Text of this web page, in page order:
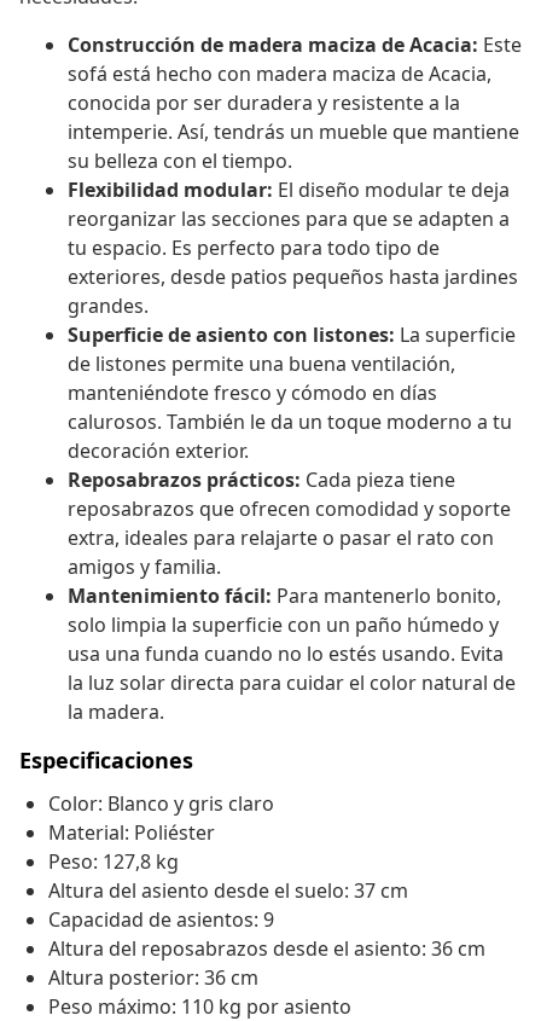
Construcción de madera maciza de Acacia: Este
sofá está hecho con madera maciza de Acacia,
conocida por ser duradera y resistente a la
intemperie. Así, tendrás un mueble que mantiene
su belleza con el tiempo.
Flexibilidad modular: El diseño modular te deja
reorganizar las secciones para que se adapten a
tu espacio. Es perfecto para todo tipo de
exteriores, desde patios pequeños hasta jardines
grandes.
Superficie de asiento con listones: La superficie
de listones permite una buena ventilación,
manteniéndote fresco y cómodo en días
calurosos. También le da un toque moderno a tu
decoración exterior.
Reposabrazos prácticos: Cada pieza tiene
reposabrazos que ofrecen comodidad y soporte
extra, ideales para relajarte o pasar el rato con
amigos y familia.
Mantenimiento fácil: Para mantenerlo bonito,
solo limpia la superficie con un paño húmedo y
usa una funda cuando no lo estés usando. Evita
la luz solar directa para cuidar el color natural de
la madera.
Especificaciones
Color: Blanco y gris claro
Material: Poliéster
Peso: 127,8 kg
Altura del asiento desde el suelo: 37 cm
Capacidad de asientos: 9
Altura del reposabrazos desde el asiento: 36 cm
Altura posterior: 36 cm
Peso máximo: 110 kg por asiento